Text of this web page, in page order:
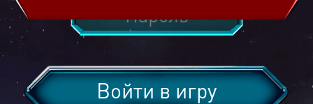
Войти в игру